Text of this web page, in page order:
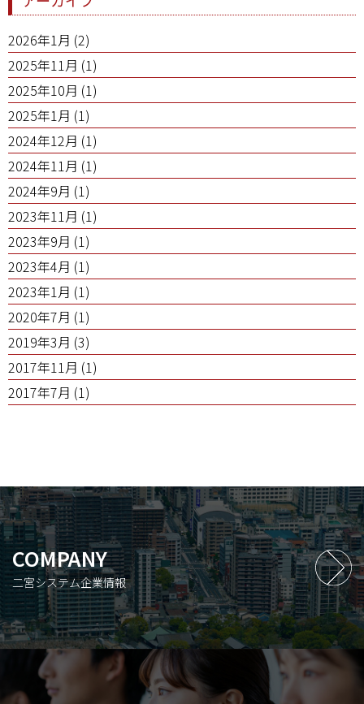
2026年1月 (2)
2025年11月 (1)
2025年10月 (1)
2025年1月 (1)
2024年12月 (1)
2024年11月 (1)
2024年9月 (1)
2023年11月 (1)
2023年9月 (1)
2023年4月 (1)
2023年1月 (1)
2020年7月 (1)
2019年3月 (3)
2017年11月 (1)
2017年7月 (1)
COMPANY
二宮システム企業情報